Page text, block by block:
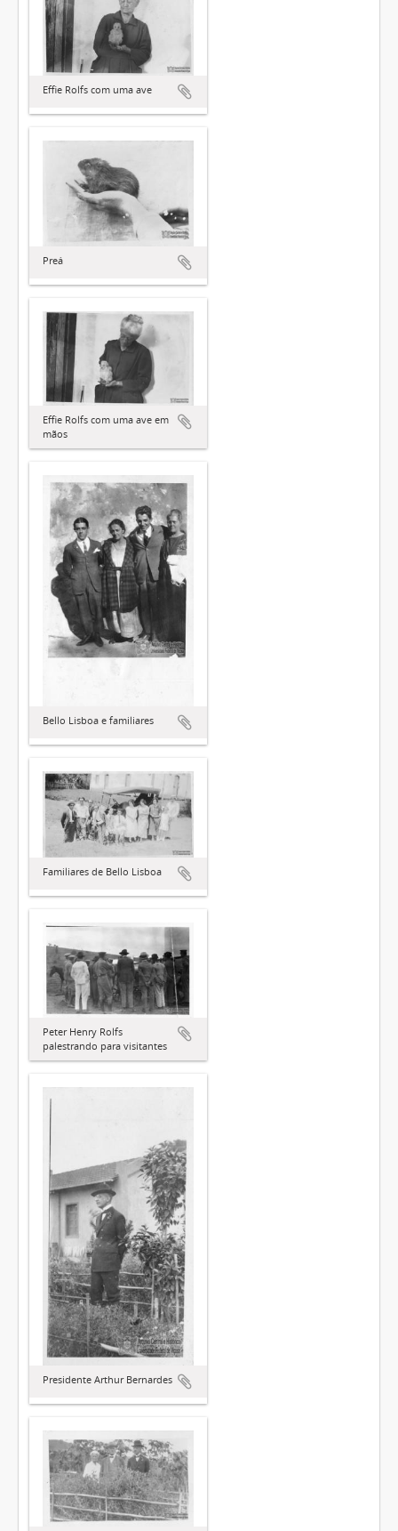
Effie Rolfs com uma ave
Preá
Effie Rolfs com uma ave em
mãos
Bello Lisboa e familiares
Familiares de Bello Lisboa
Peter Henry Rolfs
palestrando para visitantes
Presidente Arthur Bernardes